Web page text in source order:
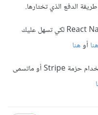
الدفع الذي تختارها.
كما أن لدى Stripe حزمة خاصة ب React Native لكي تسهل عليك
هناأوهنا
وايضاً التوثيق الرسمي لمعرفة كيفية استخدام حزمة Stripe أو ماتسمى